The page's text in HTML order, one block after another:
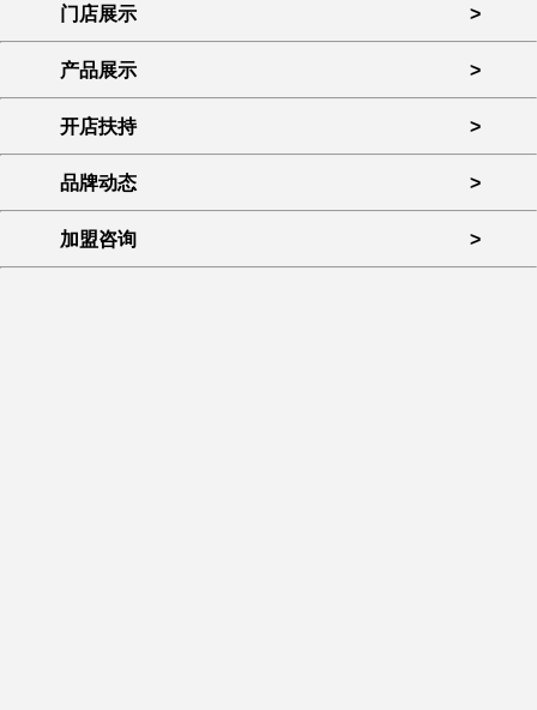
门店展示 >
产品展示 >
开店扶持 >
品牌动态 >
加盟咨询 >